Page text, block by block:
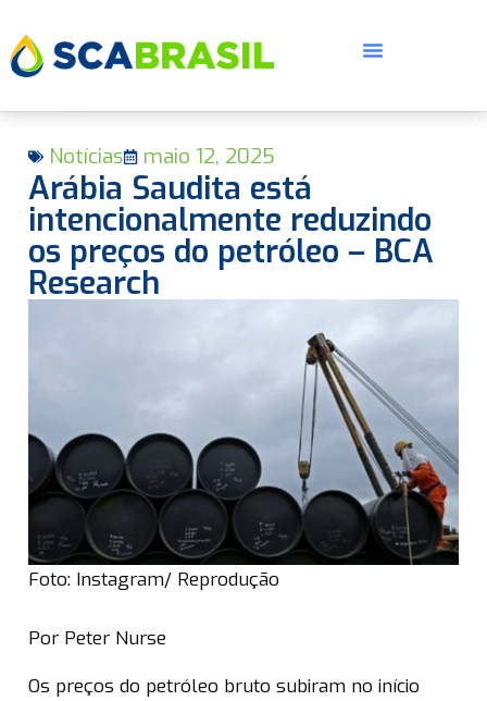
Notícias maio 12, 2025
Arábia Saudita está
intencionalmente reduzindo
os preços do petróleo – BCA
Research
Foto: Instagram/ Reprodução
Por Peter Nurse
Os preços do petróleo bruto subiram no início